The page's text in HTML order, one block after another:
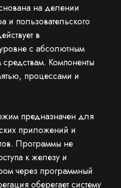
на делении
и пользовательского
в
с абсолютным
средствам. Компоненты
процессами и
предназначен для
приложений и
Программы не
к железу и
через программный
оберегает систему